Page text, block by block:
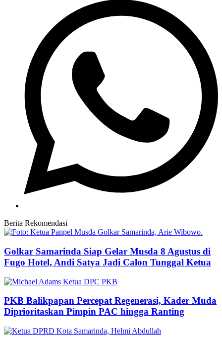
Berita Rekomendasi
Golkar Samarinda Siap Gelar Musda 8 Agustus di
Fugo Hotel, Andi Satya Jadi Calon Tunggal Ketua
PKB Balikpapan Percepat Regenerasi, Kader Muda
Diprioritaskan Pimpin PAC hingga Ranting